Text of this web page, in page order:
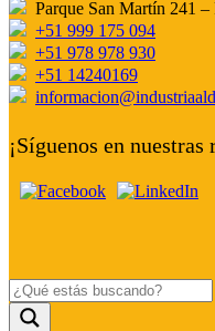
Parque San Martín 241
+51 999 175 094
+51 978 978 930
+51 14240169
¡Síguenos en nuestras